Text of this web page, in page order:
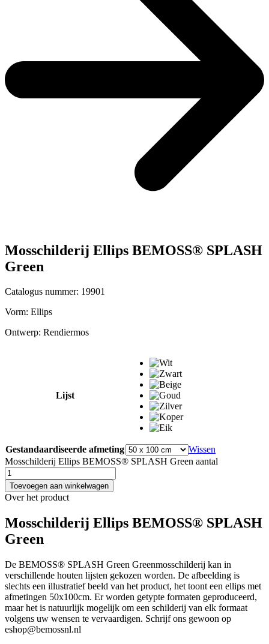
Mosschilderij Ellips BEMOSS® SPLASH
Green
Catalogus nummer: 19901
Vorm: Ellips
Ontwerp: Rendiermos
Lijst
Gestandaardiseerde afmeting
Wissen
Mosschilderij Ellips BEMOSS® SPLASH Green aantal
Toevoegen aan winkelwagen
Over het product
Mosschilderij Ellips BEMOSS® SPLASH
Green
De BEMOSS® SPLASH Green Greenmosschilderij kan in
verschillende houten lijsten gekozen worden. De afbeelding is
slechts een illustratief beeld van het product, het toont een ellips met
afmetingen 50x100cm. Er worden getypte formaten geproduceerd,
maar het is natuurlijk mogelijk om een schilderij van elk formaat
volgens uw wensen te vervaardigen. Schrijf ons gewoon op
eshop@bemossnl.nl